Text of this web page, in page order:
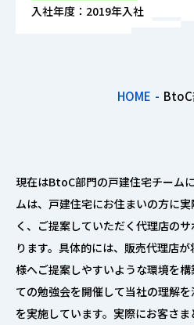
入社年度：2019年入社
HOME BtoC
現在はBtoC部門の戸建住宅チーム
ムは、戸建住宅にお住まいの方に
く、ご提案していただく代理店の
ります。具体的には、販売代理店
様へご提案しやすいような環境を
ての勉強会を開催して当社の理解
を実施しています。実際にお客さ